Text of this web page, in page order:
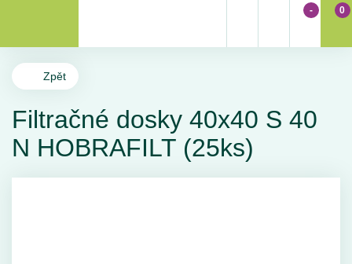
- 0
Zpět
Filtračné dosky 40x40 S 40
N HOBRAFILT (25ks)